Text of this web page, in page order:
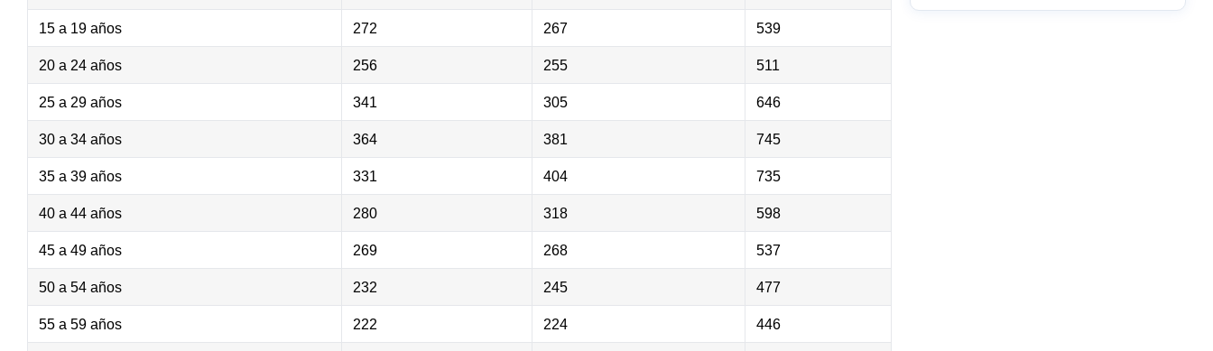
15 a 19 años 272 267 539
20 a 24 años 256 255 511
25 a 29 años 341 305 646
30 a 34 años 364 381 745
35 a 39 años 331 404 735
40 a 44 años 280 318 598
45 a 49 años 269 268 537
50 a 54 años 232 245 477
55 a 59 años 222 224 446